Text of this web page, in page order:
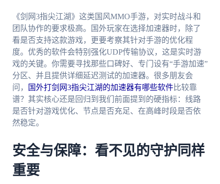
《剑网3指尖江湖》这类国风MMO手游，对实时战斗和
团队协作的要求极高。国外玩家在选择加速器时，除了
看是否支持这款游戏，更要考察其针对手游的优化程
度。优秀的软件会特别强化UDP传输协议，这是实时游
戏的关键。你需要寻找那些口碑好、专门设有“手游加速”
分区、并且提供详细延迟测试的加速器。很多朋友会
问，
国外打剑网3指尖江湖的加速器有哪些软件比较靠
谱？其实核心还是回归到我们前面提到的硬指标：线路
是否针对游戏优化、节点是否充足、在高峰时段是否依
然稳定。
安全与保障：看不见的守护同样
重要